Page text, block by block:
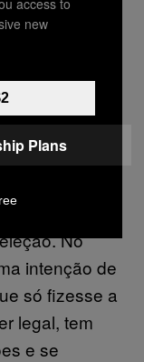
o
bom. O
a gente não
ficar
banda de
o
No
intenção de
só fizesse a
legal, tem
e se
new
Plans